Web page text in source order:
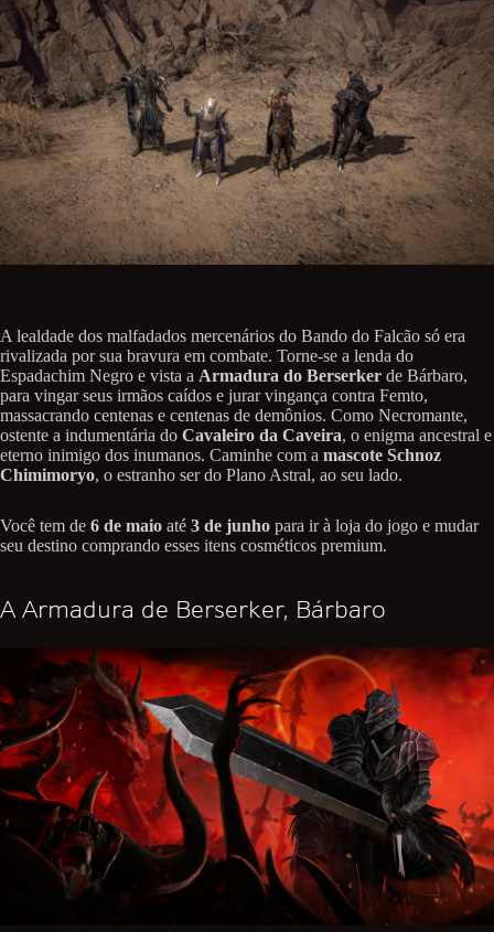
A lealdade dos malfadados mercenários do Bando do Falcão só era
rivalizada por sua bravura em combate. Torne-se a lenda do
Espadachim Negro e vista a Armadura do Berserker de Bárbaro,
para vingar seus irmãos caídos e jurar vingança contra Femto,
massacrando centenas e centenas de demônios. Como Necromante,
ostente a indumentária do Cavaleiro da Caveira, o enigma ancestral e
eterno inimigo dos inumanos. Caminhe com a mascote Schnoz
Chimimoryo, o estranho ser do Plano Astral, ao seu lado.
Você tem de 6 de maio até 3 de junho para ir à loja do jogo e mudar
seu destino comprando esses itens cosméticos premium.
A Armadura de Berserker, Bárbaro